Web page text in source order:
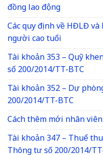
đồng lao động
Các quy định về HĐLĐ
người cao tuổi
Tài khoản 353 – Quỹ
số 200/2014/TT-BTC
Tài khoản 352 – Dự
200/2014/TT-BTC
Cách thêm mới nhân
Tài khoản 347 – Thuế
Thông tư số 200/2014/